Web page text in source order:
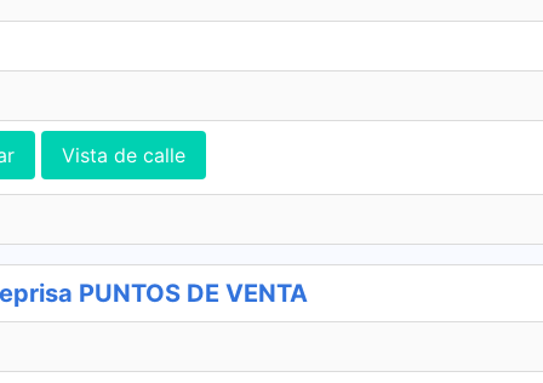
Vista de calle
PUNTOS DE VENTA